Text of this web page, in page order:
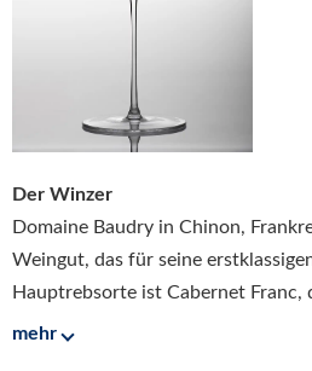
Der Winzer
Domaine Baudry in Chinon,
Weingut, das für seine
Hauptrebsorte ist Cabernet Franc,
mehr